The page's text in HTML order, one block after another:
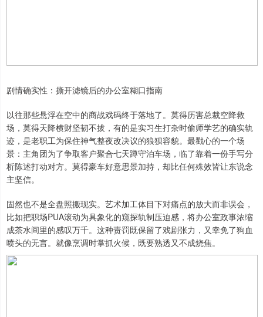
剧情确实性：撕开滤镜后的办公室糊口指南
以往那些悬浮在空中的商战戏码终于落地了。莫得历害总裁空降救
场，莫得天降横财坚韧不拔，有的是实习生打杂时偷师学艺的确实轨
迹，是老职工为保住神气整夜改决议的狼狈容貌。最戳心的一个场
景：主角团为了争取客户聚合七天蹲守泊车场，临了靠着一份手写分
析陈述打动对方。莫得豪车好意思景加持，却比任何殊效皆让东说念
主坚信。
固然也不是全盘照搬现实。艺术加工体目下对痛点的放大而非误会，
比如把职场PUA滚动为具象化的窥探轨制压迫感，将办公室政事浓缩
成茶水间里的感叹万千。这种责罚既保留了戏剧张力，又幸免了狗血
喷头的无言。就像烹调时掌抓火候，既要熟透又不成烧焦。